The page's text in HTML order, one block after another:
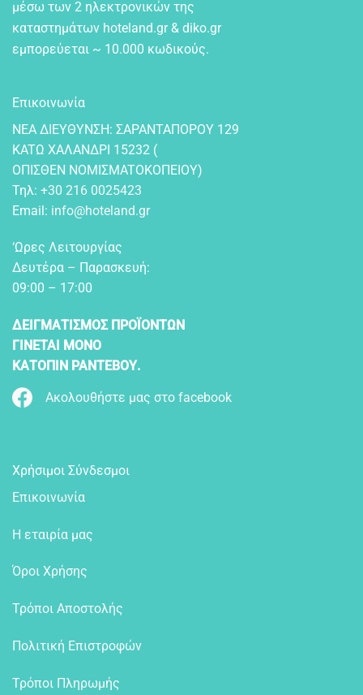
μέσω των 2 ηλεκτρονικών της
καταστημάτων hoteland.gr & diko.gr
εμπορεύεται ~ 10.000 κωδικούς.
Επικοινωνία
NEA ΔIEYΘYNΣH: ΣAPANTAΠOPOY 129
KATΩ XAΛANΔPI 15232 (
OΠIΣΘEN NOMIΣMATOKOΠEIOY)
Τηλ: +30 216 0025423
Email: info@hoteland.gr
‘Ωρες Λειτουργίας
Δευτέρα – Παρασκευή:
09:00 – 17:00
ΔΕΙΓΜΑΤΙΣΜΟΣ ΠΡΟΪΟΝΤΩΝ
ΓΙΝΕΤΑΙ ΜΟΝΟ
ΚΑΤΟΠΙΝ ΡΑΝΤΕΒΟΥ.
Ακολουθήστε μας στο facebook
Χρήσιμοι Σύνδεσμοι
Επικοινωνία
Η εταιρία μας
Όροι Χρήσης
Τρόποι Αποστολής
Πολιτική Επιστροφών
Τρόποι Πληρωμής